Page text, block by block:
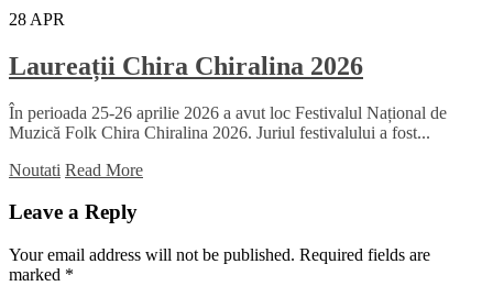
28 APR
Laureații Chira Chiralina 2026
În perioada 25-26 aprilie 2026 a avut loc Festivalul Național de
Muzică Folk Chira Chiralina 2026. Juriul festivalului a fost...
Noutati Read More
Leave a Reply
Your email address will not be published. Required fields are
marked *